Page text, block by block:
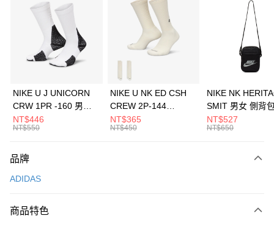
3 期 0 利率 每期 21家銀行
合作金庫商業銀行
第一商業銀行
華南商業銀行
彰化商業銀行
上海商業儲蓄銀行
元大商業銀行
台灣樂天信用卡公司
Apple Pay
全盈+PAY
AFTEE先享後付
【關於「AFTEE先享後付」】
便利好安心！
３．安心：先確認商品／服務後，再付款。
運送方式
每筆NT$100，滿NT$1,500(含以上)免運費
NIKE U J UNICORN
CRW 1PR -160 男女
中統襪 FZ3393100
NT$446
NT$550
NIKE U NK ED CSH
CREW 2P-144
EMBRDY 男女 短統襪
FZ3073133
NT$365
NT$450
NIKE NK
SMIT 男女 側背
BA5871010
NT$527
NT$650
品牌
ADIDAS
商品特色